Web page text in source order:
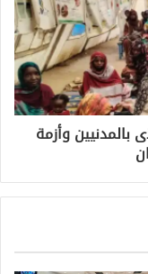
بالمدنيين وأزمة